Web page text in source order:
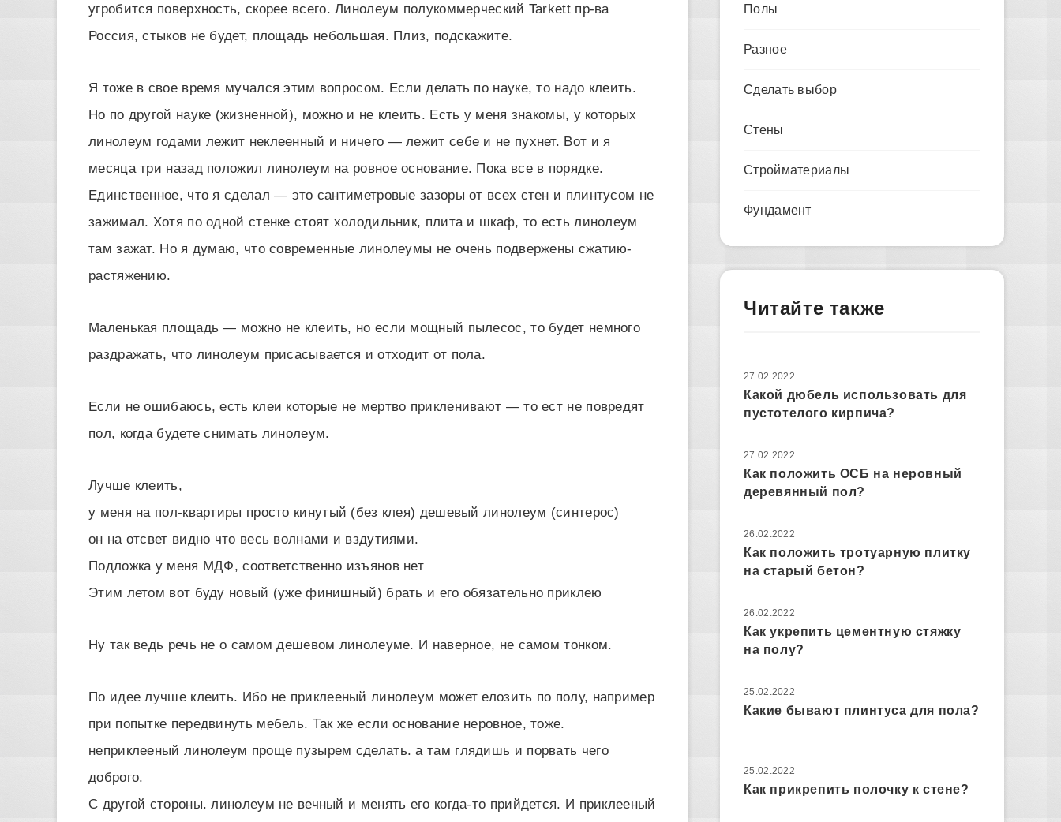
угробится поверхность, скорее всего. Линолеум полукоммерческий Tarkett пр-ва
Россия, стыков не будет, площадь небольшая. Плиз, подскажите.
Я тоже в свое время мучался этим вопросом. Если делать по науке, то надо клеить.
Но по другой науке (жизненной), можно и не клеить. Есть у меня знакомы, у которых
линолеум годами лежит неклеенный и ничего — лежит себе и не пухнет. Вот и я
месяца три назад положил линолеум на ровное основание. Пока все в порядке.
Единственное, что я сделал — это сантиметровые зазоры от всех стен и плинтусом не
зажимал. Хотя по одной стенке стоят холодильник, плита и шкаф, то есть линолеум
там зажат. Но я думаю, что современные линолеумы не очень подвержены сжатию-
растяжению.
Маленькая площадь — можно не клеить, но если мощный пылесос, то будет немного
раздражать, что линолеум присасывается и отходит от пола.
Если не ошибаюсь, есть клеи которые не мертво прикленивают — то ест не повредят
пол, когда будете снимать линолеум.
Лучше клеить,
у меня на пол-квартиры просто кинутый (без клея) дешевый линолеум (синтерос)
он на отсвет видно что весь волнами и вздутиями.
Подложка у меня МДФ, соответственно изъянов нет
Этим летом вот буду новый (уже финишный) брать и его обязательно приклею
Ну так ведь речь не о самом дешевом линолеуме. И наверное, не самом тонком.
По идее лучше клеить. Ибо не приклееный линолеум может елозить по полу, например
при попытке передвинуть мебель. Так же если основание неровное, тоже.
неприклееный линолеум проще пузырем сделать. а там глядишь и порвать чего
доброго.
С другой стороны. линолеум не вечный и менять его когда-то прийдется. И приклееный
Полы
Разное
Сделать выбор
Стены
Стройматериалы
Фундамент
Читайте также
27.02.2022
Какой дюбель использовать для
пустотелого кирпича?
27.02.2022
Как положить ОСБ на неровный
деревянный пол?
26.02.2022
Как положить тротуарную плитку
на старый бетон?
26.02.2022
Как укрепить цементную стяжку
на полу?
25.02.2022
Какие бывают плинтуса для пола?
25.02.2022
Как прикрепить полочку к стене?